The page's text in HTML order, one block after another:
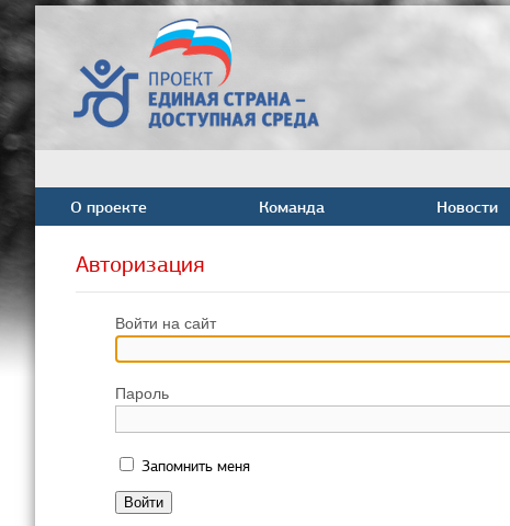
О проекте Команда Новости
Авторизация
Войти на сайт
Пароль
Запомнить меня